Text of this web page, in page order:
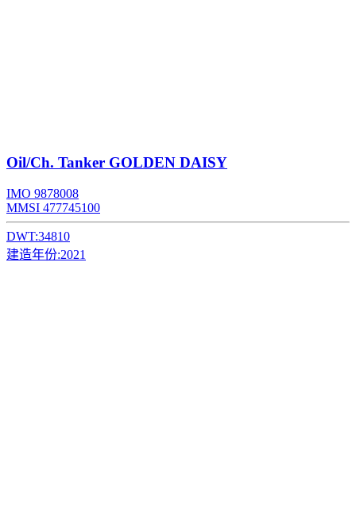
Oil/Ch. Tanker GOLDEN DAISY
IMO 9878008
MMSI 477745100
DWT:34810
建造年份:2021